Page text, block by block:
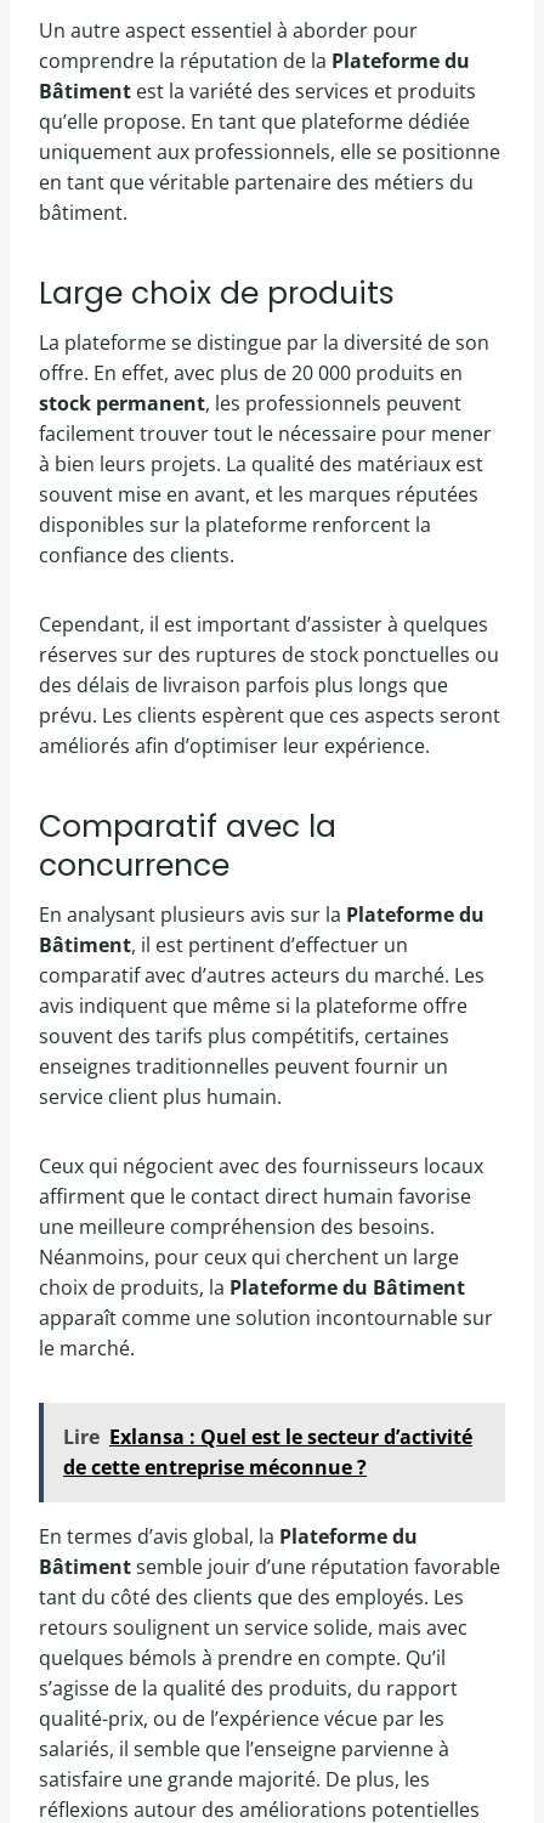
Un autre aspect essentiel à aborder pour
comprendre la réputation de la Plateforme du
Bâtiment est la variété des services et produits
qu’elle propose. En tant que plateforme dédiée
uniquement aux professionnels, elle se positionne
en tant que véritable partenaire des métiers du
bâtiment.
Large choix de produits
La plateforme se distingue par la diversité de son
offre. En effet, avec plus de 20 000 produits en
stock permanent, les professionnels peuvent
facilement trouver tout le nécessaire pour mener
à bien leurs projets. La qualité des matériaux est
souvent mise en avant, et les marques réputées
disponibles sur la plateforme renforcent la
confiance des clients.
Cependant, il est important d’assister à quelques
réserves sur des ruptures de stock ponctuelles ou
des délais de livraison parfois plus longs que
prévu. Les clients espèrent que ces aspects seront
améliorés afin d’optimiser leur expérience.
Comparatif avec la
concurrence
En analysant plusieurs avis sur la Plateforme du
Bâtiment, il est pertinent d’effectuer un
comparatif avec d’autres acteurs du marché. Les
avis indiquent que même si la plateforme offre
souvent des tarifs plus compétitifs, certaines
enseignes traditionnelles peuvent fournir un
service client plus humain.
Ceux qui négocient avec des fournisseurs locaux
affirment que le contact direct humain favorise
une meilleure compréhension des besoins.
Néanmoins, pour ceux qui cherchent un large
choix de produits, la Plateforme du Bâtiment
apparaît comme une solution incontournable sur
le marché.
Lire Exlansa : Quel est le secteur d’activité
de cette entreprise méconnue ?
En termes d’avis global, la Plateforme du
Bâtimentsemble jouir d’une réputation favorable
tant du côté des clients que des employés. Les
retours soulignent un service solide, mais avec
quelques bémols à prendre en compte. Qu’il
s’agisse de la qualité des produits, du rapport
qualité-prix, ou de l’expérience vécue par les
salariés, il semble que l’enseigne parvienne à
satisfaire une grande majorité. De plus, les
réflexions autour des améliorations potentielles